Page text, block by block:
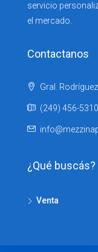
servicio
el mercado.
Contactanos
Gral. Rodríguez
(249) 456-5310
¿Qué buscás?
Venta